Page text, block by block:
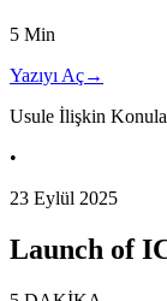
5 Min
Yazıyı Aç→
Usule İlişkin
•
23 Eylül 2025
Launch of